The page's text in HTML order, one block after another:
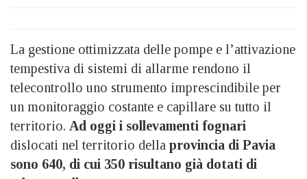
La gestione ottimizzata delle pompe e l’attivazione
tempestiva di sistemi di allarme rendono il
telecontrollo uno strumento imprescindibile per
un monitoraggio costante e capillare su tutto il
territorio. Ad oggi i sollevamenti fognari
dislocati nel territorio della provincia di Pavia
sono 640, di cui 350 risultano già dotati di